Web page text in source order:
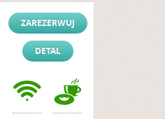
ZAREZERWUJ
DETAL